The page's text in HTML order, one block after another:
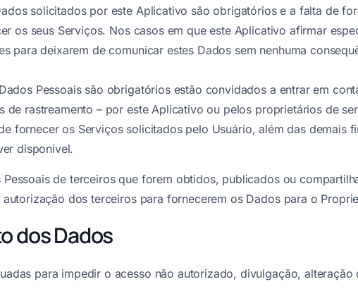
solicitados por este Aplicativo são obrigatórios e a falta de
os seus Serviços. Nos casos em que este Aplicativo afirmar
para deixarem de comunicar estes Dados sem nenhuma
Pessoais são obrigatórios estão convidados a entrar em
de rastreamento – por este Aplicativo ou pelos proprietários de
fornecer os Serviços solicitados pelo Usuário, além das demais
disponível.
de terceiros que forem obtidos, publicados ou
dos terceiros para fornecerem os Dados para o
dos Dados
para impedir o acesso não autorizado, divulgação, alteração